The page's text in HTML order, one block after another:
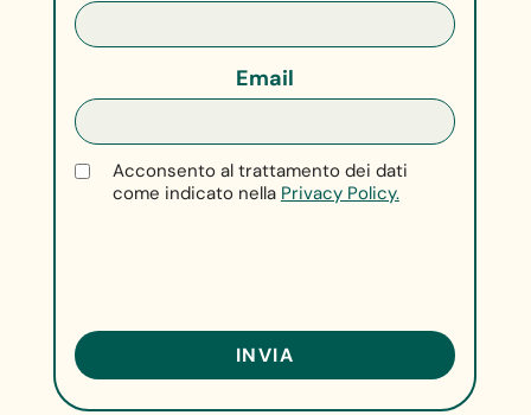
Email
Acconsento al trattamento dei dati
come indicato nella Privacy Policy.